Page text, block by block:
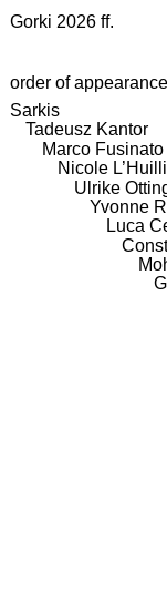
Gorki 2026 ff.
order of appearance
Sarkis
Tadeusz Kantor
Marco Fusinato
Nicole
Ulrike
Yvonne
Luca